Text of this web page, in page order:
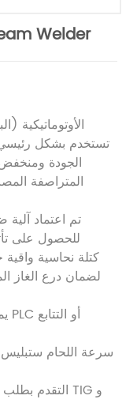
Welder
تستخدم بشكل رئيسي
الجودة ومنخفض
المتراصفة
للحصول على
لضمان درع الغاز